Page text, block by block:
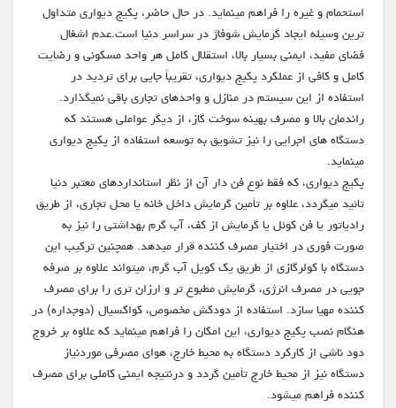
استحمام و غیره را فراهم مینماید. در حال حاضر، پکیج دیواری متداول
ترین وسیله ایجاد گرمایش شوفاژ در سراسر دنیا است.عدم اشغال
فضای مفید، ایمنی بسیار بالا، استقلال کامل هر واحد مسکونی و رضایت
کامل و کافی از عملکرد پکیج دیواری، تقریباً جایی برای تردید در
استفاده از این سیستم در منازل و واحدهای تجاری باقی نمیگذارد.
راندمان بالا و مصرف بهینه سوخت گاز، از دیگر عواملی هستند که
دستگاه های اجرایی را نیز تشویق به توسعه استفاده از پکیج دیواری
مینماید.
پکیج دیواری، که فقط نوع فن دار آن از نظر استانداردهای معتبر دنیا
تائید میگردد، علاوه بر تأمین گرمایش داخل خانه یا محل تجاری، از طریق
رادیاتور یا فن کوئل یا گرمایش از کف، آب گرم بهداشتی را نیز به
صورت فوری در اختیار مصرف کننده قرار میدهد. همچنین ترکیب این
دستگاه با کولرگازی از طریق یک کویل آب گرم، میتواند علاوه بر صرفه
جویی در مصرف انرژی، گرمایش مطبوع تر و ارزان تری را برای مصرف
کننده مهیا سازد. استفاده از دودکش مخصوص، کواکسیال (دوجداره) در
هنگام نصب پکیج دیواری، این امکان را فراهم مینماید که علاوه بر خروج
دود ناشی از کارکرد دستگاه به محیط خارج، هوای مصرفی موردنیاز
دستگاه نیز از محیط خارج تأمین گردد و درنتیجه ایمنی کاملی برای مصرف
کننده فراهم میشود.